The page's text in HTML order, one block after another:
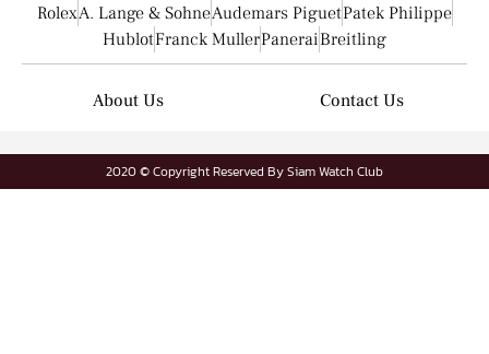
RolexA. Lange & SohneAudemars PiguetPatek Philippe
HublotFranck MullerPaneraiBreitling
About Us Contact Us
2020 © Copyright Reserved By Siam Watch Club